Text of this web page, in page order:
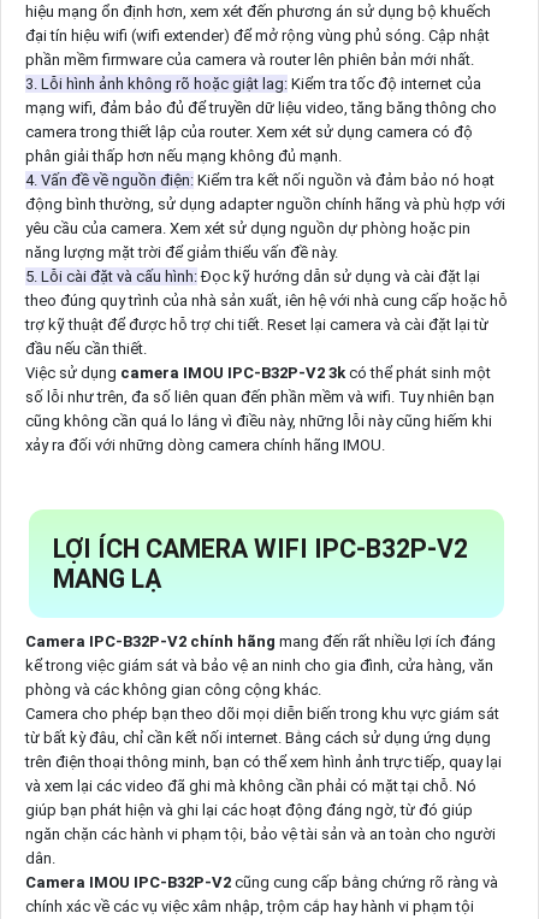
hiệu mạng ổn định hơn, xem xét đến phương án sử dụng bộ khuếch
đại tín hiệu wifi (wifi extender) để mở rộng vùng phủ sóng. Cập nhật
phần mềm firmware của camera và router lên phiên bản mới nhất.
3. Lỗi hình ảnh không rõ hoặc giật lag:Kiểm tra tốc độ internet của
mạng wifi, đảm bảo đủ để truyền dữ liệu video, tăng băng thông cho
camera trong thiết lập của router. Xem xét sử dụng camera có độ
phân giải thấp hơn nếu mạng không đủ mạnh.
4. Vấn đề về nguồn điện:Kiểm tra kết nối nguồn và đảm bảo nó hoạt
động bình thường, sử dụng adapter nguồn chính hãng và phù hợp với
yêu cầu của camera. Xem xét sử dụng nguồn dự phòng hoặc pin
năng lượng mặt trời để giảm thiểu vấn đề này.
5. Lỗi cài đặt và cấu hình:Đọc kỹ hướng dẫn sử dụng và cài đặt lại
theo đúng quy trình của nhà sản xuất, iên hệ với nhà cung cấp hoặc hỗ
trợ kỹ thuật để được hỗ trợ chi tiết. Reset lại camera và cài đặt lại từ
đầu nếu cần thiết.
Việc sử dụng camera IMOU IPC-B32P-V2 3kcó thể phát sinh một
số lỗi như trên, đa số liên quan đến phần mềm và wifi. Tuy nhiên bạn
cũng không cần quá lo lắng vì điều này, những lỗi này cũng hiếm khi
xảy ra đối với những dòng camera chính hãng IMOU.
LỢI ÍCH CAMERA WIFI IPC-B32P-V2
MANG LẠ
Camera IPC-B32P-V2 chính hãng mang đến rất nhiều lợi ích đáng
kể trong việc giám sát và bảo vệ an ninh cho gia đình, cửa hàng, văn
phòng và các không gian công cộng khác.
Camera cho phép bạn theo dõi mọi diễn biến trong khu vực giám sát
từ bất kỳ đâu, chỉ cần kết nối internet. Bằng cách sử dụng ứng dụng
trên điện thoại thông minh, bạn có thể xem hình ảnh trực tiếp, quay lại
và xem lại các video đã ghi mà không cần phải có mặt tại chỗ. Nó
giúp bạn phát hiện và ghi lại các hoạt động đáng ngờ, từ đó giúp
ngăn chặn các hành vi phạm tội, bảo vệ tài sản và an toàn cho người
dân.
Camera IMOU IPC-B32P-V2cũng cung cấp bằng chứng rõ ràng và
chính xác về các vụ việc xâm nhập, trộm cắp hay hành vi phạm tội